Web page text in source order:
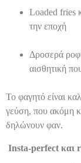
Loaded fries
την εποχή
Δροσερά
αισθητική
Το φαγητό είναι
γεύση, που ακόμη
δηλώνουν φαν.
Insta-perfect και